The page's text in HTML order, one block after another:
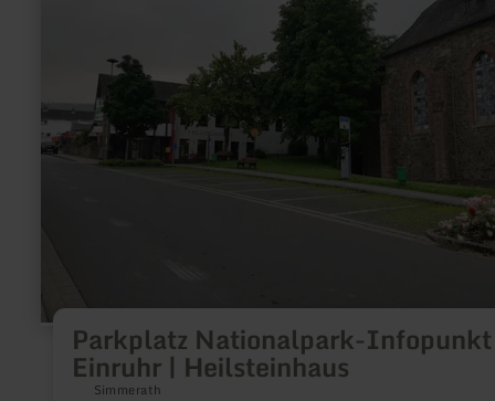
Parkplatz Nationalpark-Infopunkt
Einruhr | Heilsteinhaus
Simmerath
Infopunkt
Heilsteinhaus